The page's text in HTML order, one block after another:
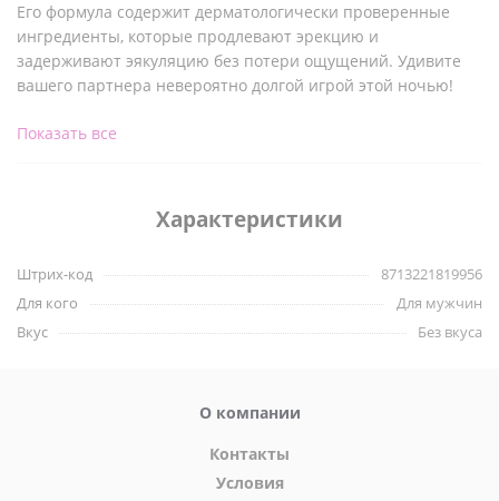
Его формула содержит дерматологически проверенные
ингредиенты, которые продлевают эрекцию и
задерживают эякуляцию без потери ощущений. Удивите
вашего партнера невероятно долгой игрой этой ночью!
карбомер, гидроксид натрия, масло мяты кучерявой.
Показать все
Характеристики
Штрих-код
8713221819956
Для кого
Для мужчин
Вкус
Без вкуса
О компании
Контакты
Условия